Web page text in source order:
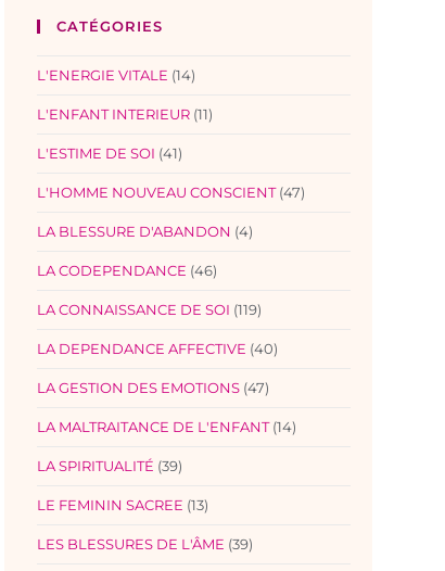
CATÉGORIES
L'ENERGIE VITALE (14)
L'ENFANT INTERIEUR (11)
L'ESTIME DE SOI (41)
L'HOMME NOUVEAU CONSCIENT (47)
LA BLESSURE D'ABANDON (4)
LA CODEPENDANCE (46)
LA CONNAISSANCE DE SOI (119)
LA DEPENDANCE AFFECTIVE (40)
LA GESTION DES EMOTIONS (47)
LA MALTRAITANCE DE L'ENFANT (14)
LA SPIRITUALITÉ (39)
LE FEMININ SACREE (13)
LES BLESSURES DE L'ÂME (39)